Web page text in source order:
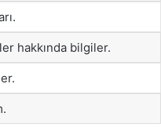
hakkında bilgiler.